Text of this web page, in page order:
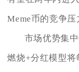
Meme币的竞争压
市场优势集
燃烧+分红模型将